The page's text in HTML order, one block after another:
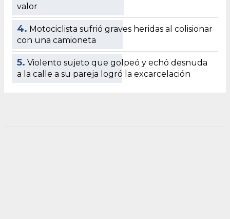
valor
4. Motociclista sufrió graves heridas al colisionar
con una camioneta
5. Violento sujeto que golpeó y echó desnuda
a la calle a su pareja logró la excarcelación